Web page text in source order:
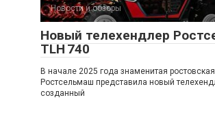
Новости и обзоры
Новый телехендлер
TLH 740
В начале 2025 года знаменитая
Ростсельмаш представила новый
созданный